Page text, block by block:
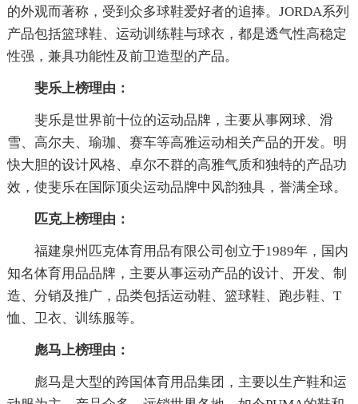
的外观而著称，受到众多球鞋爱好者的追捧。JORDA系列
产品包括篮球鞋、运动训练鞋与球衣，都是透气性高稳定
性强，兼具功能性及前卫造型的产品。
斐乐上榜理由：
斐乐是世界前十位的运动品牌，主要从事网球、滑
雪、高尔夫、瑜珈、赛车等高雅运动相关产品的开发。明
快大胆的设计风格、卓尔不群的高雅气质和独特的产品功
效，使斐乐在国际顶尖运动品牌中风韵独具，誉满全球。
匹克上榜理由：
福建泉州匹克体育用品有限公司创立于1989年，国内
知名体育用品品牌，主要从事运动产品的设计、开发、制
造、分销及推广，品类包括运动鞋、篮球鞋、跑步鞋、T
恤、卫衣、训练服等。
彪马上榜理由：
彪马是大型的跨国体育用品集团，主要以生产鞋和运